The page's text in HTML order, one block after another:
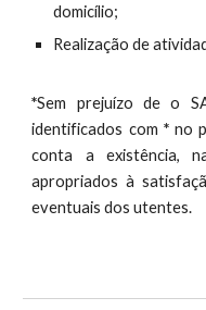
domicílio;
Realização de
*Sem prejuízo de o
identificados com *no
conta a existência,
apropriados à
eventuais dos utentes.